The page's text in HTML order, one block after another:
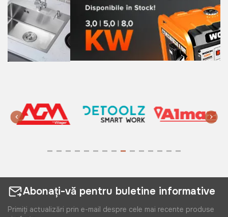
Abonați-vă pentru buletine informative
Primiți actualizări prin e-mail despre cele mai recente produse